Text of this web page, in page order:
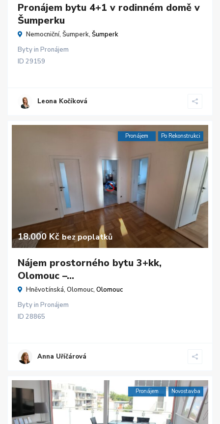
Pronájem bytu 4+1 v rodinném domě v
Šumperku
Nemocniční, Šumperk, Šumperk
Bytyin Pronájem
ID 29159
Leona Kočíková
18.000 Kč bez poplatků
Pronájem Po Rekonstrukci
Nájem prostorného bytu 3+kk,
Olomouc –...
Hněvotínská, Olomouc, Olomouc
Bytyin Pronájem
ID 28865
Anna Uříčárová
Pronájem Novostavba